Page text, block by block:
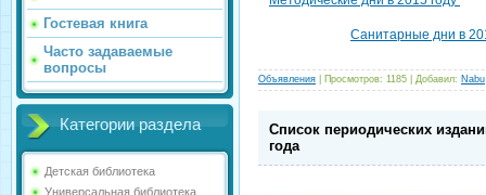
Гостевая книга
Часто задаваемые
вопросы
Категории раздела
Детская библиотека
Универсальная библиотека
Санитарные дни в
Объявления Просмотров: 1185 Добавил: Nabu
Список периодических
года